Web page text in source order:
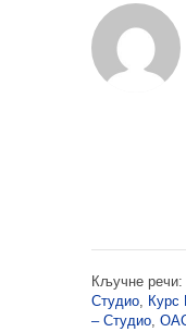
Кључне речи:
Студио Курс
– Студио